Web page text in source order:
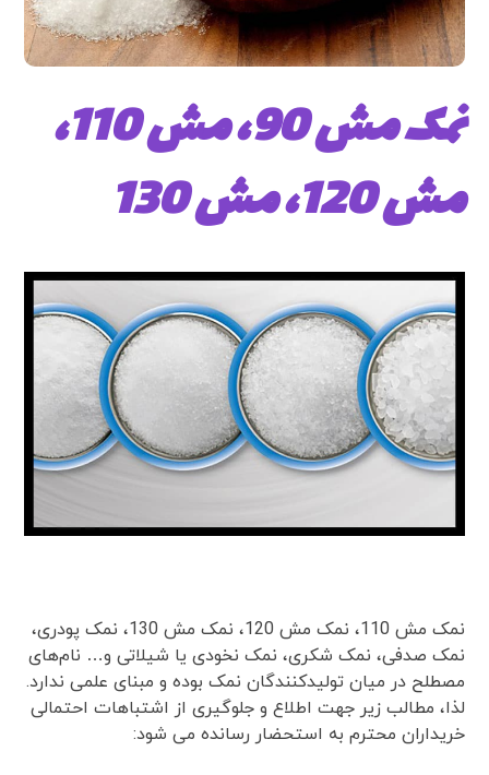
نمک مش 90، مش 110،
مش 120، مش 130
نمک مش 110، نمک مش 120، نمک مش 130، نمک پودری،
نمک صدفی، نمک شکری، نمک نخودی یا شیلاتی و… نام‌های
مصطلح در میان تولیدکنندگان نمک بوده و مبنای علمی ندارد.
لذا، مطالب زیر جهت اطلاع و جلوگیری از اشتباهات احتمالی
خریداران محترم به استحضار رسانده می شود: